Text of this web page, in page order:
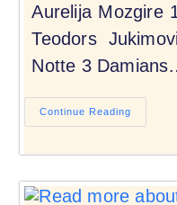
Aurelija
Teodors
Notte 3
Continue Reading